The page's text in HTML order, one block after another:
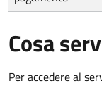
Cosa
Per accedere al